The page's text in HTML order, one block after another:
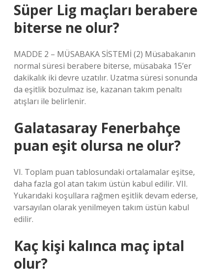
Süper Lig maçları berabere
biterse ne olur?
MADDE 2 – MÜSABAKA SİSTEMİ (2) Müsabakanın
normal süresi berabere biterse, müsabaka 15’er
dakikalık iki devre uzatılır. Uzatma süresi sonunda
da eşitlik bozulmaz ise, kazanan takım penaltı
atışları ile belirlenir.
Galatasaray Fenerbahçe
puan eşit olursa ne olur?
VI. Toplam puan tablosundaki ortalamalar eşitse,
daha fazla gol atan takım üstün kabul edilir. VII.
Yukarıdaki koşullara rağmen eşitlik devam ederse,
varsayılan olarak yenilmeyen takım üstün kabul
edilir.
Kaç kişi kalınca maç iptal
olur?